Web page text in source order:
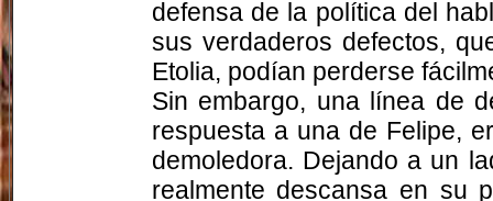
defensa de la política del
sus verdaderos defectos,
Etolia, podían perderse
Sin embargo, una línea de
respuesta a una de Felipe,
demoledora. Dejando a un
realmente descansa en su